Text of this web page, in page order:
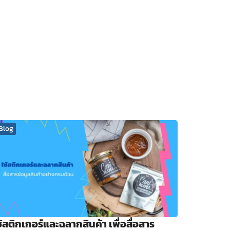
สติกเกอร์และฉลากสินค้า เพื่อสื่อสาร